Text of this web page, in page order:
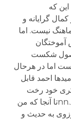
که
گرایانه و
نیست. اما
آموختگان
شکست
اما در هرحال
احمد قابل
خود رخت
عاریت بر بست و به سرای باقی رخت کشید.nnتا آنجا که من
به حدیث و